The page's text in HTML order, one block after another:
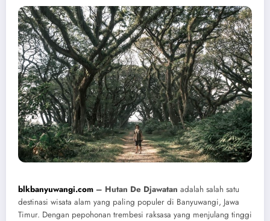
blkbanyuwangi.com – Hutan De Djawatan adalah salah satu
destinasi wisata alam yang paling populer di Banyuwangi, Jawa
Timur. Dengan pepohonan trembesi raksasa yang menjulang tinggi